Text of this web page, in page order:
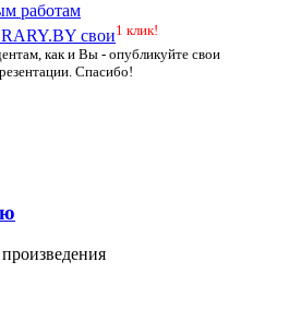
работам
свои1 клик!
как и Вы - опубликуйте свои
Спасибо!